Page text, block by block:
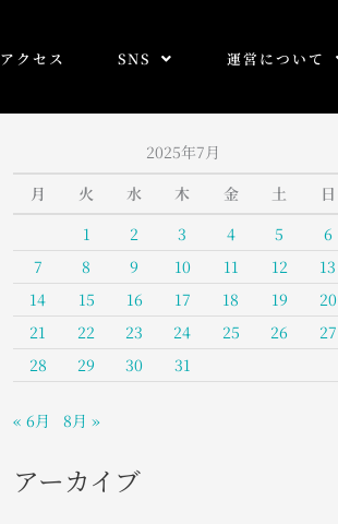
アクセス SNS 運営について
2025年7月
月
火 水 木 金 土
日
1
2 3 4 5
6
7
8 9 10 11 12
13
14
15 16 17 18 19
20
21
22 23 24 25 26
27
28
29 30 31
« 6月 8月 »
アーカイブ